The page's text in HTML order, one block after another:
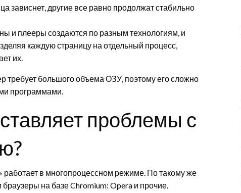
зависнет, другие все равно продолжат стабильно
и плееры создаются по разным технологиям, и
каждую страницу на отдельный процесс,
их.
требует большого объема ОЗУ, поэтому его сложно
программами.
проблемы с
работает в многопроцессном режиме. По такому же
на базе Chromium: Opera и прочие.